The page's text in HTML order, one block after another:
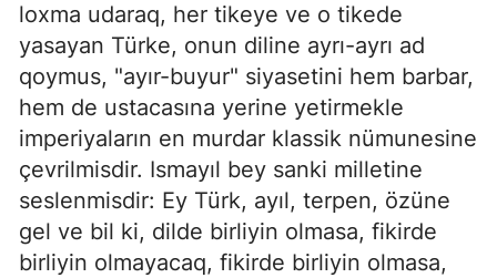
loxma udaraq, her tikeye ve o tikede
yasayan Türke, onun diline ayrı-ayrı ad
qoymus, "ayır-buyur" siyasetini hem barbar,
hem de ustacasına yerine yetirmekle
imperiyaların en murdar klassik nümunesine
çevrilmisdir. Ismayıl bey sanki milletine
seslenmisdir: Ey Türk, ayıl, terpen, özüne
gel ve bil ki, dilde birliyin olmasa, fikirde
birliyin olmayacaq, fikirde birliyin olmasa,